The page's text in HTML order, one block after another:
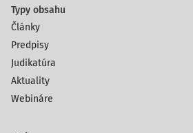
Typy obsahu
Články
Predpisy
Judikatúra
Aktuality
Webináre